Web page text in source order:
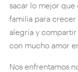
sacar lo mejor
familia para crecer
alegría y
con mucho amor
Nos enfrentamos